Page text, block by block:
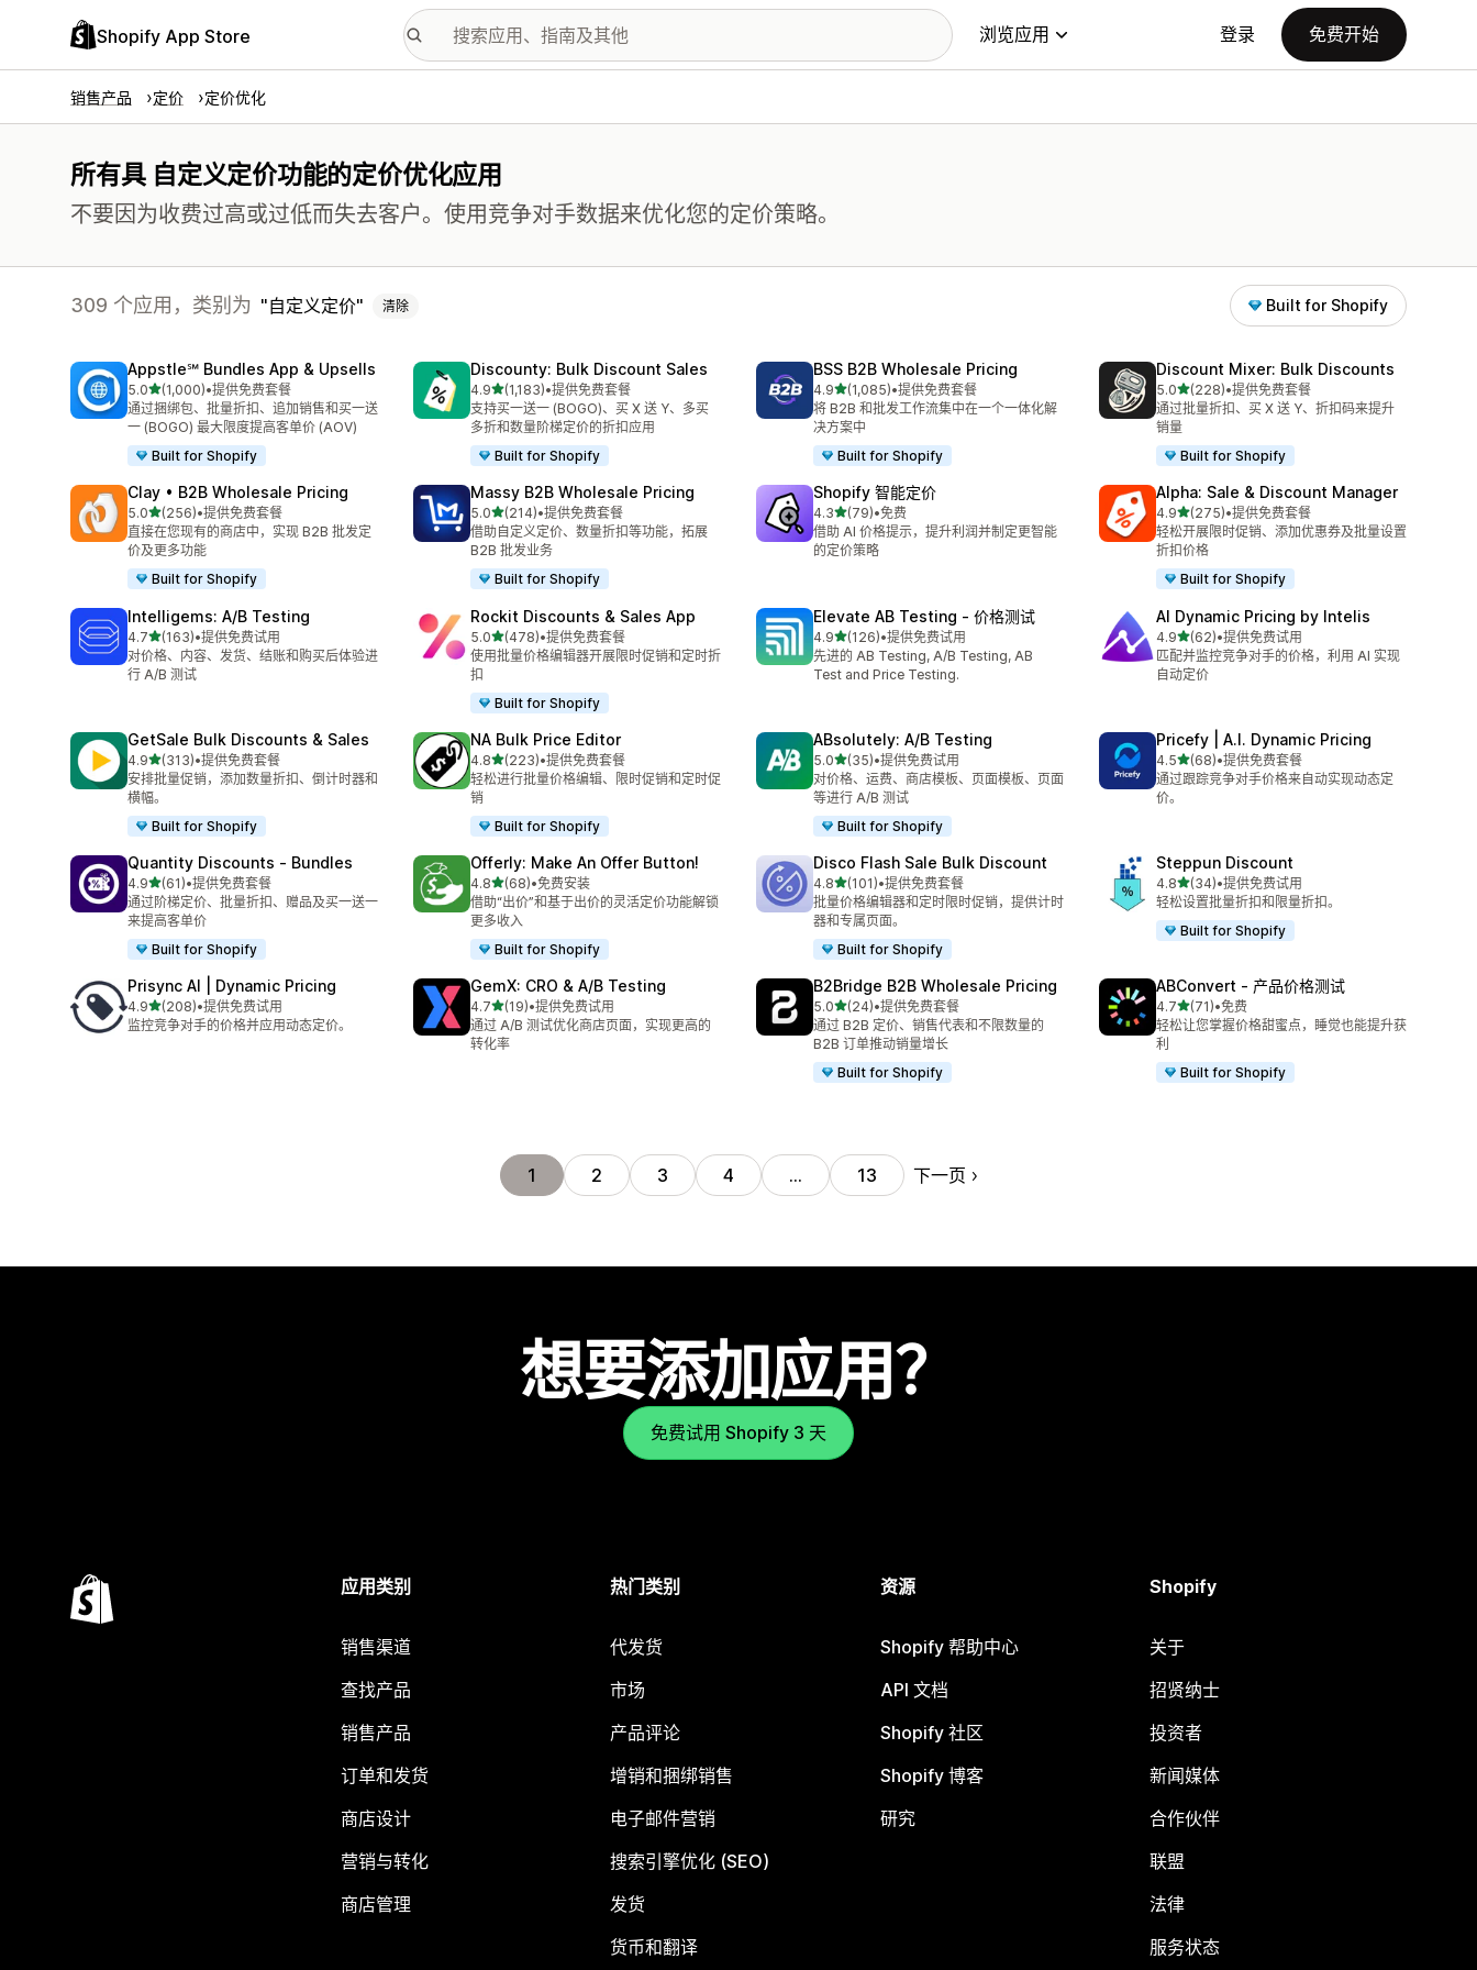
Shopify App Store 浏览应用 登录 免费开始
销售产品 定价 定价优化
所有具 自定义定价功能的定价优化应用
不要因为收费过高或过低而失去客户。使用竞争对手数据来优化您的定价策略。
309 个应用，类别为 自定义定价 清除 Built for Shopify
Appstle℠ Bundles App & Upsells
5.0星（满分 5 星）
(1,000)
总共 1000 条评论
•提供免费套餐
通过捆绑包、批量折扣、追加销售和买一送
一 (BOGO) 最大限度提高客单价 (AOV)
Built for Shopify
Discounty: Bulk Discount Sales
4.9星（满分 5 星）
(1,183)
总共 1183 条评论
•提供免费套餐
支持买一送一 (BOGO)、买 X 送 Y、多买
多折和数量阶梯定价的折扣应用
Built for Shopify
BSS B2B Wholesale Pricing
4.9星（满分 5 星）
(1,085)
总共 1085 条评论
•提供免费套餐
将 B2B 和批发工作流集中在一个一体化解
决方案中
Built for Shopify
Discount Mixer: Bulk Discounts
5.0星（满分 5 星）
(228)
总共 228 条评论
•提供免费套餐
通过批量折扣、买 X 送 Y、折扣码来提升
销量
Built for Shopify
Clay • B2B Wholesale Pricing
5.0星（满分 5 星）
(256)
总共 256 条评论
•提供免费套餐
直接在您现有的商店中，实现 B2B 批发定
价及更多功能
Built for Shopify
Massy B2B Wholesale Pricing
5.0星（满分 5 星）
(214)
总共 214 条评论
•提供免费套餐
借助自定义定价、数量折扣等功能，拓展
B2B 批发业务
Built for Shopify
Shopify 智能定价
4.3星（满分 5 星）
(79)
总共 79 条评论
•免费
借助 AI 价格提示，提升利润并制定更智能
的定价策略
Alpha: Sale & Discount Manager
4.9星（满分 5 星）
(275)
总共 275 条评论
•提供免费套餐
轻松开展限时促销、添加优惠券及批量设置
折扣价格
Built for Shopify
Intelligems: A/B Testing
4.7星（满分 5 星）
(163)
总共 163 条评论
•提供免费试用
对价格、内容、发货、结账和购买后体验进
行 A/B 测试
Rockit Discounts & Sales App
5.0星（满分 5 星）
(478)
总共 478 条评论
•提供免费套餐
使用批量价格编辑器开展限时促销和定时折
扣
Built for Shopify
Elevate AB Testing ‑ 价格测试
4.9星（满分 5 星）
(126)
总共 126 条评论
•提供免费试用
先进的 AB Testing, A/B Testing, AB
Test and Price Testing.
AI Dynamic Pricing by Intelis
4.9星（满分 5 星）
(62)
总共 62 条评论
•提供免费试用
匹配并监控竞争对手的价格，利用 AI 实现
自动定价
GetSale Bulk Discounts & Sales
4.9星（满分 5 星）
(313)
总共 313 条评论
•提供免费套餐
安排批量促销，添加数量折扣、倒计时器和
横幅。
Built for Shopify
NA Bulk Price Editor
4.8星（满分 5 星）
(223)
总共 223 条评论
•提供免费套餐
轻松进行批量价格编辑、限时促销和定时促
销
Built for Shopify
ABsolutely: A/B Testing
5.0星（满分 5 星）
(35)
总共 35 条评论
•提供免费试用
对价格、运费、商店模板、页面模板、页面
等进行 A/B 测试
Built for Shopify
Pricefy | A.I. Dynamic Pricing
4.5星（满分 5 星）
(68)
总共 68 条评论
•提供免费套餐
通过跟踪竞争对手价格来自动实现动态定
价。
Quantity Discounts ‑ Bundles
4.9星（满分 5 星）
(61)
总共 61 条评论
•提供免费套餐
通过阶梯定价、批量折扣、赠品及买一送一
来提高客单价
Built for Shopify
Offerly: Make An Offer Button!
4.8星（满分 5 星）
(68)
总共 68 条评论
•免费安装
借助“出价”和基于出价的灵活定价功能解锁
更多收入
Built for Shopify
Disco Flash Sale Bulk Discount
4.8星（满分 5 星）
(101)
总共 101 条评论
•提供免费套餐
批量价格编辑器和定时限时促销，提供计时
器和专属页面。
Built for Shopify
Steppun Discount
4.8星（满分 5 星）
(34)
总共 34 条评论
•提供免费试用
轻松设置批量折扣和限量折扣。
Built for Shopify
Prisync AI | Dynamic Pricing
4.9星（满分 5 星）
(208)
总共 208 条评论
•提供免费试用
监控竞争对手的价格并应用动态定价。
GemX: CRO & A/B Testing
4.7星（满分 5 星）
(19)
总共 19 条评论
•提供免费试用
通过 A/B 测试优化商店页面，实现更高的
转化率
B2Bridge B2B Wholesale Pricing
5.0星（满分 5 星）
(24)
总共 24 条评论
•提供免费套餐
通过 B2B 定价、销售代表和不限数量的
B2B 订单推动销量增长
Built for Shopify
ABConvert ‑ 产品价格测试
4.7星（满分 5 星）
(71)
总共 71 条评论
•免费
轻松让您掌握价格甜蜜点，睡觉也能提升获
利
Built for Shopify
1 2 3 4 … 13 下一页
想要添加应用？
免费试用 Shopify 3 天
应用类别
销售渠道
查找产品
销售产品
订单和发货
商店设计
营销与转化
商店管理
热门类别
代发货
市场
产品评论
增销和捆绑销售
电子邮件营销
搜索引擎优化 (SEO)
发货
货币和翻译
资源
Shopify 帮助中心
API 文档
Shopify 社区
Shopify 博客
研究
Shopify
关于
招贤纳士
投资者
新闻媒体
合作伙伴
联盟
法律
服务状态